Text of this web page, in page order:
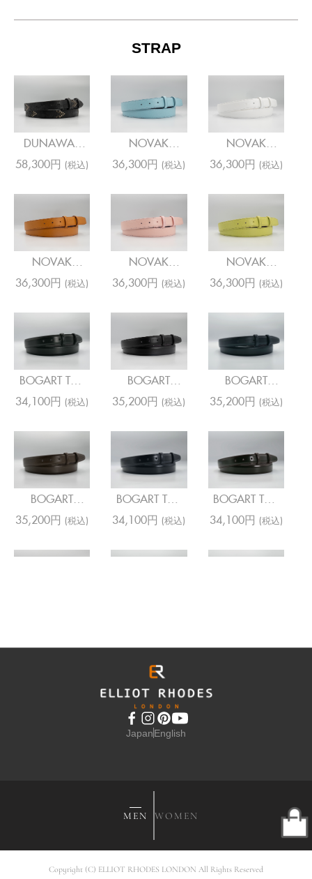
STRAP
DUNAWAY
STUD BLACK
58,300円(税込)
NOVAK
DAUPHIN AN
36,300円(税込)
NOVAK
DAUPHIN
36,300円 (税込)
NOVAK
DAUPHIN TAN
36,300円(税込)
NOVAK
DAUPHIN PINK
36,300円(税込)
NOVAK
DAUPHIN AN
36,300円 (税込)
BOGART TOP
NAPA BLACK
34,100円(税込)
BOGART
SAFFIANO
35,200円(税込)
BOGART
SAFFIANO
35,200円 (税込)
BOGART
SAFFIANO T
35,200円(税込)
BOGART TOP
NAPA NAVY
34,100円(税込)
BOGART TOP
NAPA T MORO
34,100円 (税込)
CYCLOS DARK
ORANGE
JapanEnglish
MEN WOMEN
Copyright (C) ELLIOT RHODES LONDON All Rights Reserved